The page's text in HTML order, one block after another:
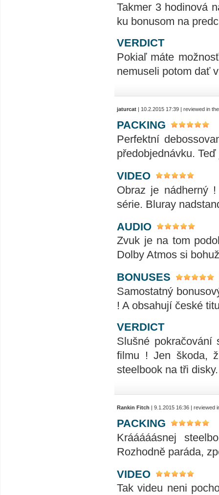
Takmer 3 hodinová
ku bonusom na
VERDICT
Pokiaľ máte
nemuseli potom dať
jaturcat | 10.2.2015 17:39 | reviewed in
PACKING
Perfektní
předobjednávku.
VIDEO
Obraz je nádherný
série. Bluray
AUDIO
Zvuk je na tom
Dolby Atmos si
BONUSES
Samostatný
! A obsahují české
VERDICT
Slušné
filmu ! Jen škoda,
steelbook na tři
Rankin Fitch | 9.1.2015 16:36 | reviewed
PACKING
Krááááásnej
Rozhodně paráda,
VIDEO
Tak videu neni